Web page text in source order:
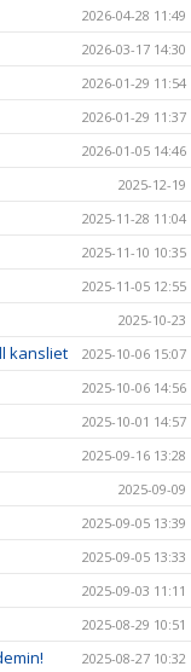
2026-04-28 11:49
2026-03-17 14:30
2026-01-29 11:54
2026-01-29 11:37
2026-01-05 14:46
2025-12-19
2025-11-28 11:04
2025-11-10 10:35
2025-11-05 12:55
2025-10-23
kansliet 2025-10-06 15:07
2025-10-06 14:56
2025-10-01 14:57
2025-09-16 13:28
2025-09-09
2025-09-05 13:39
2025-09-05 13:33
2025-09-03 11:11
2025-08-29 10:51
2025-08-27 10:32